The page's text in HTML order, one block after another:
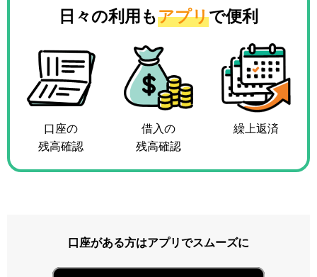
日々の利用もアプリで便利
口座の
残高確認
借入の
残高確認
繰上返済
口座がある方はアプリでスムーズに